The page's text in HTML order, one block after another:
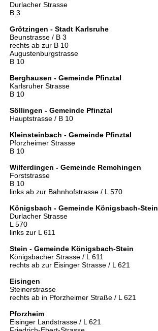
Durlacher Strasse
B 3
Grötzingen - Stadt Karlsruhe
Beunstrasse / B 3
rechts ab zur B 10
Augustenburgstrasse
B 10
Berghausen - Gemeinde Pfinztal
Karlsruher Strasse
B 10
Söllingen - Gemeinde Pfinztal
Hauptstrasse / B 10
Kleinsteinbach - Gemeinde Pfinztal
Pforzheimer Strasse
B 10
Wilferdingen - Gemeinde Remchingen
Forststrasse
B 10
links ab zur Bahnhofstrasse / L 570
Königsbach - Gemeinde Königsbach-Stein
Durlacher Strasse
L 570
links zur L 611
Stein - Gemeinde Königsbach-Stein
Königsbacher Strasse / L 611
rechts ab zur Eisinger Strasse / L 621
Eisingen
Steinerstrasse
rechts ab in Pforzheimer Straße / L 621
Pforzheim
Eisinger Landstrasse / L 621